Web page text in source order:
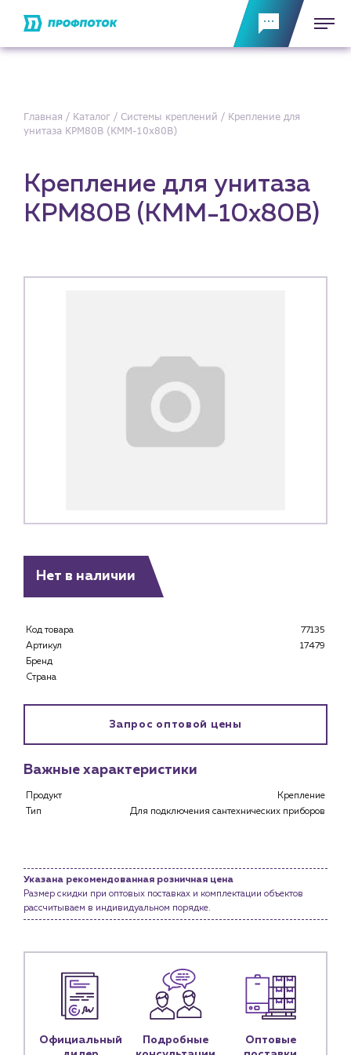
Застройщикам
Снабженцам и подрядным организациям
История компании
Доставка
Портфолио
Новости
Блог
Личный кабинет
Главная Каталог Системы креплений
Крепление для
унитаза КРМ80B (КММ-10х80В)
Крепление для унитаза
КРМ80B (КММ-10х80В)
Нет в наличии
Код товара
77135
Артикул
17479
Бренд
Страна
Запрос оптовой цены
Важные характеристики
Продукт
Крепление
Тип
Для подключения сантехнических приборов
Указана рекомендованная розничная цена
Размер скидки при оптовых поставках и комплектации объектов
рассчитываем в индивидуальном порядке.
Официальный
Подробные
Оптовые